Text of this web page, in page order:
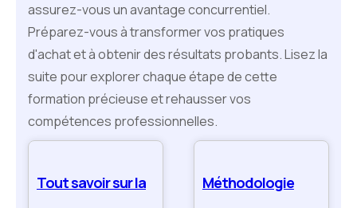
assurez-vous un avantage concurrentiel.
Préparez-vous à transformer vos pratiques
d'achat et à obtenir des résultats probants. Lisez la
suite pour explorer chaque étape de cette
formation précieuse et rehausser vos
compétences professionnelles.
Tout savoir sur la
Méthodologie